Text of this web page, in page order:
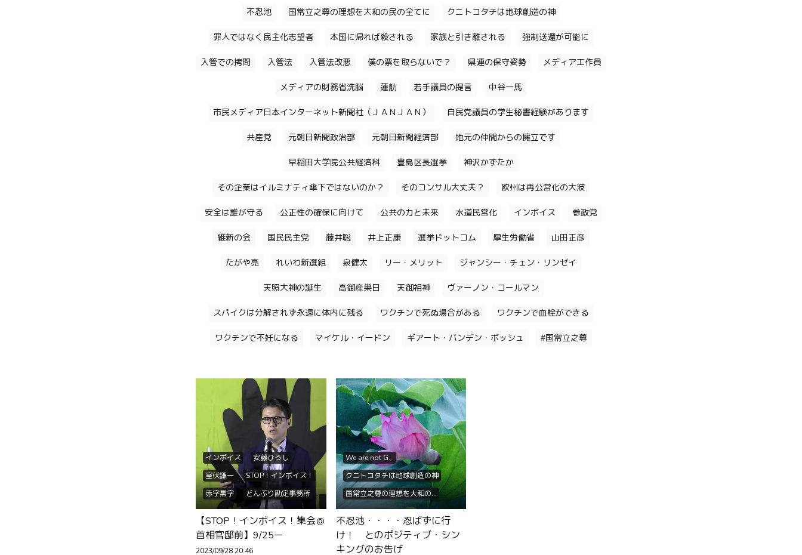
不忍池 国常立之尊の理想を大和の民の全てに クニトコタチは地球創造の神
罪人ではなく民主化志望者 本国に帰れば殺される 家族と引き離される 強制送還が可能に
入管での拷問 入管法 入管法改悪 僕の票を取らないで？ 県連の保守姿勢 メディア工作員
メディアの財務省洗脳 蓮舫 若手議員の提言 中谷一馬
市民メディア日本インターネット新聞社（ＪＡＮＪＡＮ） 自民党議員の学生秘書経験があります
共産党 元朝日新聞政治部 元朝日新聞経済部 地元の仲間からの擁立です
早稲田大学院公共経済科 豊島区長選挙 神沢かずたか
その企業はイルミナティ傘下ではないのか？ そのコンサル大丈夫？ 欧州は再公営化の大波
安全は誰が守る 公正性の確保に向けて 公共の力と未来 水道民営化 インボイス 参政党
維新の会 国民民主党 藤井聡 井上正康 選挙ドットコム 厚生労働省 山田正彦
たがや亮 れいわ新選組 泉健太 リー・メリット ジャンシー・チェン・リンゼイ
天照大神の誕生 高御産巣日 天御祖神 ヴァーノン・コールマン
スパイクは分解されず永遠に体内に残る ワクチンで死ぬ場合がある ワクチンで血栓ができる
ワクチンで不妊になる マイケル・イードン ギアート・バンデン・ボッシュ #国常立之尊
インボイス
安藤ひろし
室伏謙一
STOP！インボイス！
赤字黒字
どんぶり勘定事務所
たがや亮議員
末松議員
田村議員
We are not G...
署名53万
青年士業三団体
【STOP！インボイス！集会＠
首相官邸前】9/25ー
2023/09/28 20:46
We are not G...
クニトコタチは地球創造の神
国常立之尊の理想を大和の...
不忍池
あきたこまちR
インドで30万人の農民が自殺
不忍池・・・・忍ばずに行
け！ とのポジティブ・シン
キングのお告げ